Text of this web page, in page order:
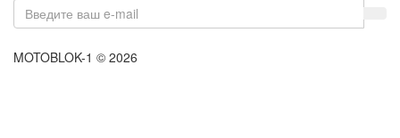
MOTOBLOK-1 © 2026